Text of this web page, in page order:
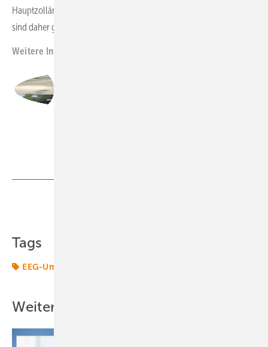
Hauptzollämter verstärken derzeit sogar ihre Kontrollen. Betreiber
sind daher gut beraten, sich bei dem Thema gut aufzustellen
Weitere Informationen: node.energy/wind
Tags
EEG-Umlage
Weitere Inhalte